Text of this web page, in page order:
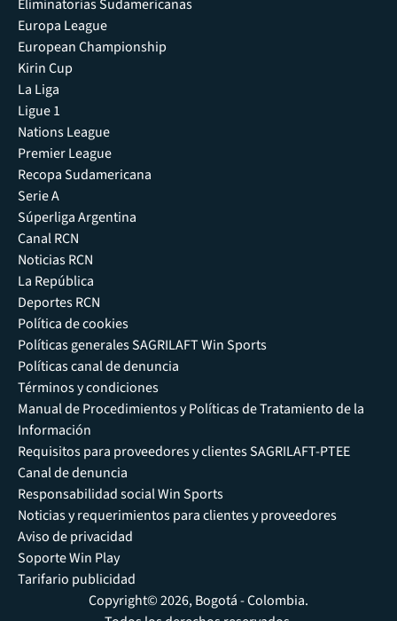
Eliminatorias Sudamericanas
Europa League
European Championship
Kirin Cup
La Liga
Ligue 1
Nations League
Premier League
Recopa Sudamericana
Serie A
Súperliga Argentina
Canal RCN
Noticias RCN
La República
Deportes RCN
Política de cookies
Políticas generales SAGRILAFT Win Sports
Políticas canal de denuncia
Términos y condiciones
Manual de Procedimientos y Políticas de Tratamiento de la
Información
Requisitos para proveedores y clientes SAGRILAFT-PTEE
Canal de denuncia
Responsabilidad social Win Sports
Noticias y requerimientos para clientes y proveedores
Aviso de privacidad
Soporte Win Play
Tarifario publicidad
Copyright© 2026, Bogotá - Colombia.